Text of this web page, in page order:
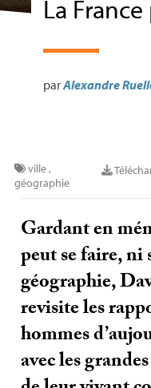
La
parAlexandre
ville,
géographie
Gardant en
peut se faire, ni
géographie,
revisite les
hommes
avec les